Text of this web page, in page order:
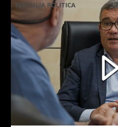
TERTULIA POLITICA